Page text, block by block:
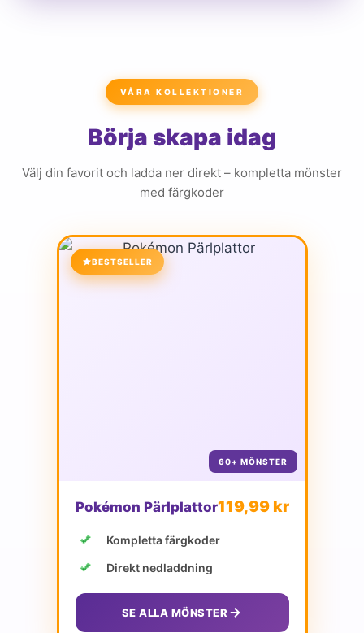
VÅRA KOLLEKTIONER
Börja skapa idag
Välj din favorit och ladda ner direkt – kompletta mönster
med färgkoder
BESTSELLER
60+ MÖNSTER
Pokémon Pärlplattor119,99 kr
Kompletta färgkoder
Direkt nedladdning
SE ALLA MÖNSTER